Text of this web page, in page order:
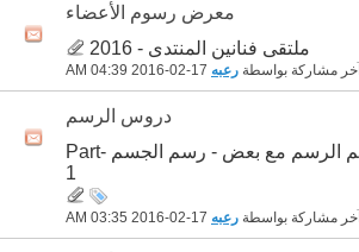
معرض رسوم الأعضاء
ملتقى فنانين المنتدى - 2016
آخر مشاركة بواسطة رعبه 04:39 AM
دروس الرسم
يالله نتعلم الرسم مع بعض - رسم الجسم Part-
1
آخر مشاركة بواسطة رعبه 03:35 AM